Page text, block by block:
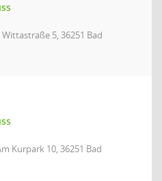
5, 36251 Bad
Kurpark 10, 36251 Bad